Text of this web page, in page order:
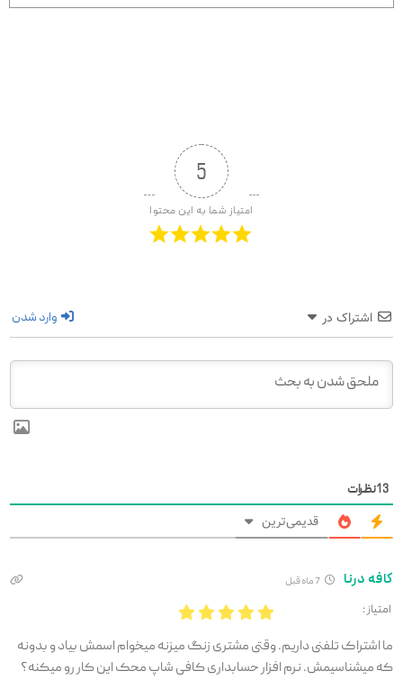
5
امتیاز شما به این محتوا
اشتراک در وارد شدن
13نظرات
قدیمی‌ترین
کافه درنا 7 ماه قبل
امتیاز :
ما اشتراک تلفنی داریم. وقتی مشتری زنگ میزنه میخوام اسمش بیاد و بدونه
که میشناسیمش. نرم افزار حسابداری کافی شاپ محک این کار رو میکنه؟